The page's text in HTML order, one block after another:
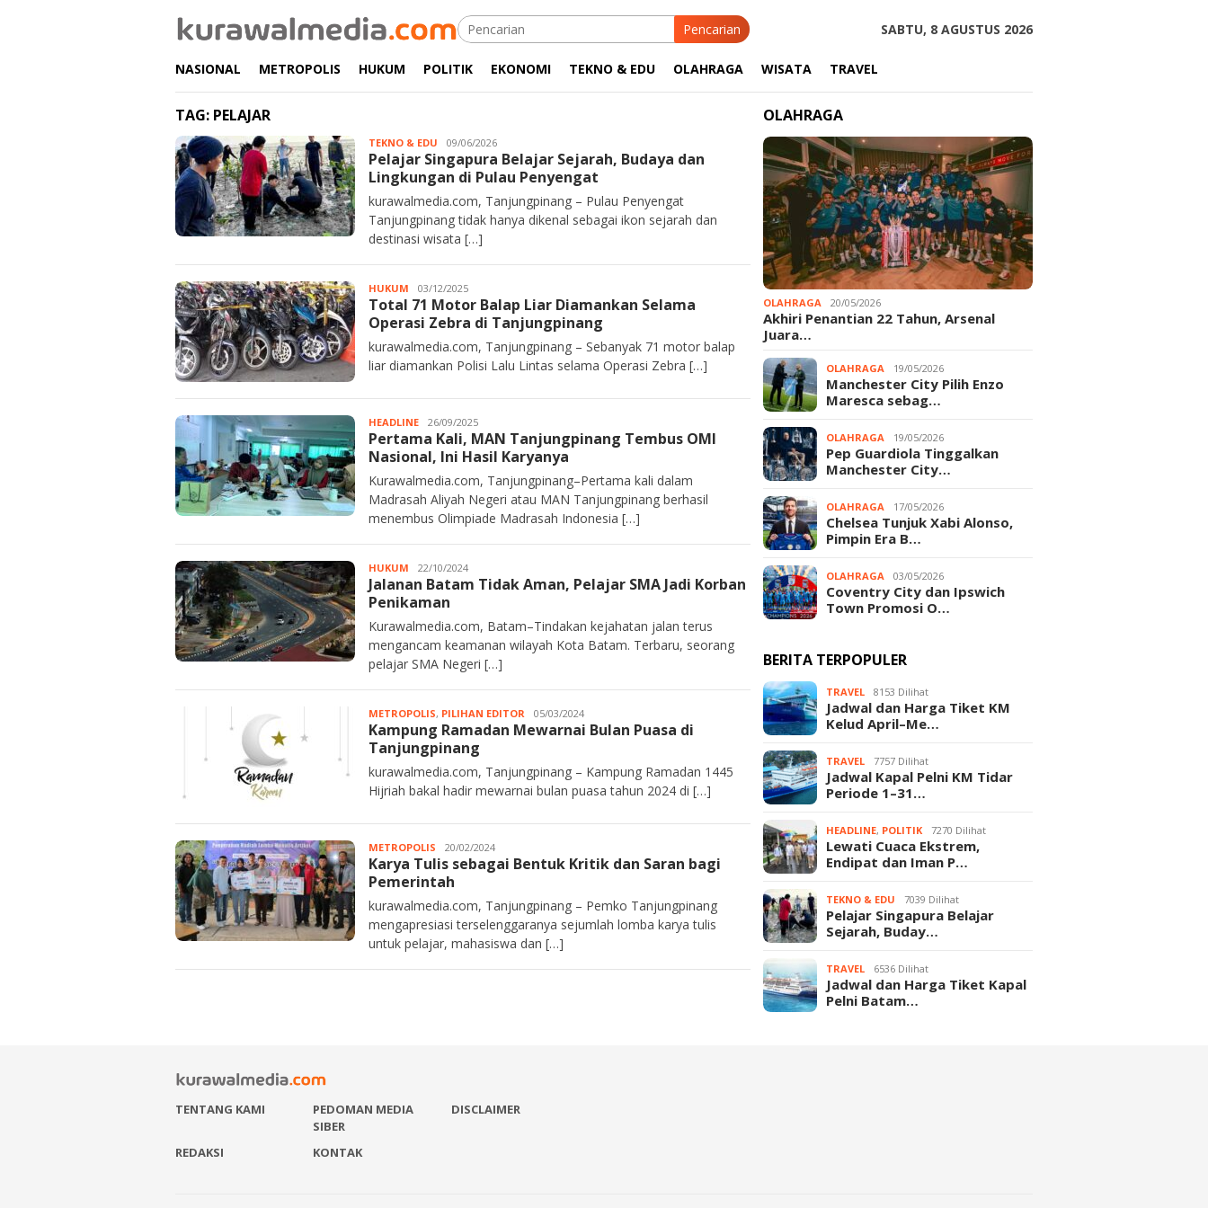
Pencarian SABTU, 8 AGUSTUS 2026
NASIONAL METROPOLIS HUKUM POLITIK EKONOMI TEKNO & EDU OLAHRAGA WISATA TRAVEL
TAG: PELAJAR
TEKNO & EDU Kurawalmedia
09/06/2026
Pelajar Singapura Belajar Sejarah, Budaya dan
Lingkungan di Pulau Penyengat
kurawalmedia.com, Tanjungpinang – Pulau Penyengat
Tanjungpinang tidak hanya dikenal sebagai ikon sejarah dan
destinasi wisata […]
HUKUM Kurawalmedia
03/12/2025
Total 71 Motor Balap Liar Diamankan Selama
Operasi Zebra di Tanjungpinang
kurawalmedia.com, Tanjungpinang – Sebanyak 71 motor balap
liar diamankan Polisi Lalu Lintas selama Operasi Zebra […]
HEADLINE
Rahim
26/09/2025
Pertama Kali, MAN Tanjungpinang Tembus OMI
Nasional, Ini Hasil Karyanya
Kurawalmedia.com, Tanjungpinang–Pertama kali dalam
Madrasah Aliyah Negeri atau MAN Tanjungpinang berhasil
menembus Olimpiade Madrasah Indonesia […]
HUKUM
Rahim
22/10/2024
Jalanan Batam Tidak Aman, Pelajar SMA Jadi Korban
Penikaman
Kurawalmedia.com, Batam–Tindakan kejahatan jalan terus
mengancam keamanan wilayah Kota Batam. Terbaru, seorang
pelajar SMA Negeri […]
METROPOLIS, PILIHAN EDITOR Kurawalmedia
05/03/2024
Kampung Ramadan Mewarnai Bulan Puasa di
Tanjungpinang
kurawalmedia.com, Tanjungpinang – Kampung Ramadan 1445
Hijriah bakal hadir mewarnai bulan puasa tahun 2024 di […]
METROPOLIS Kurawalmedia
20/02/2024
Karya Tulis sebagai Bentuk Kritik dan Saran bagi
Pemerintah
kurawalmedia.com, Tanjungpinang – Pemko Tanjungpinang
mengapresiasi terselenggaranya sejumlah lomba karya tulis
untuk pelajar, mahasiswa dan […]
OLAHRAGA
OLAHRAGA 20/05/2026
Akhiri Penantian 22 Tahun, Arsenal
Juara…
OLAHRAGA 19/05/2026
Manchester City Pilih Enzo
Maresca sebag…
OLAHRAGA 19/05/2026
Pep Guardiola Tinggalkan
Manchester City…
OLAHRAGA 17/05/2026
Chelsea Tunjuk Xabi Alonso,
Pimpin Era B…
OLAHRAGA 03/05/2026
Coventry City dan Ipswich
Town Promosi O…
BERITA TERPOPULER
TRAVEL 8153 Dilihat
Jadwal dan Harga Tiket KM
Kelud April–Me…
TRAVEL 7757 Dilihat
Jadwal Kapal Pelni KM Tidar
Periode 1–31…
HEADLINE, POLITIK 7270 Dilihat
Lewati Cuaca Ekstrem,
Endipat dan Iman P…
TEKNO & EDU 7039 Dilihat
Pelajar Singapura Belajar
Sejarah, Buday…
TRAVEL 6536 Dilihat
Jadwal dan Harga Tiket Kapal
Pelni Batam…
TENTANG KAMI
PEDOMAN MEDIA
SIBER
DISCLAIMER
REDAKSI KONTAK